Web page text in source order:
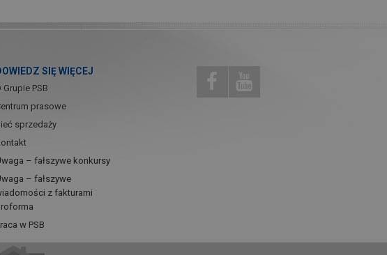
SIĘ WIĘCEJ
Grupie PSB
prasowe
sprzedaży
– fałszywe konkursy
– fałszywe
z fakturami
w PSB